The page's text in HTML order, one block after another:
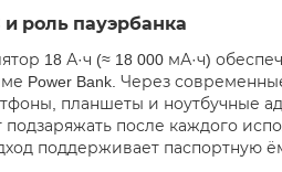
и роль пауэрбанка
18 А·ч (≈ 18 000 мА·ч)
Power Bank. Через
планшеты и ноутбучные
после каждого
поддерживает паспортную